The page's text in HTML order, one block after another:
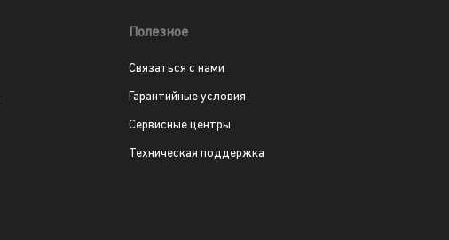
Полезное
Связаться с нами
Гарантийные условия
Сервисные центры
Техническая поддержка